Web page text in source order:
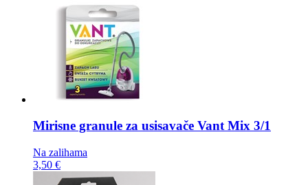
Mirisne granule za usisavače Vant Mix 3/1
Na zalihama
3,50 €